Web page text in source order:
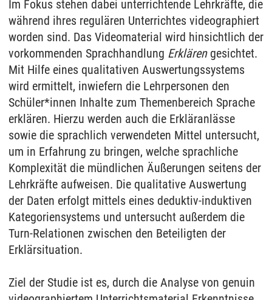
Im Fokus stehen dabei unterrichtende Lehrkräfte, die
während ihres regulären Unterrichtes videographiert
worden sind. Das Videomaterial wird hinsichtlich der
vorkommenden Sprachhandlung Erklärengesichtet.
Mit Hilfe eines qualitativen Auswertungssystems
wird ermittelt, inwiefern die Lehrpersonen den
Schüler*innen Inhalte zum Themenbereich Sprache
erklären. Hierzu werden auch die Erkläranlässe
sowie die sprachlich verwendeten Mittel untersucht,
um in Erfahrung zu bringen, welche sprachliche
Komplexität die mündlichen Äußerungen seitens der
Lehrkräfte aufweisen. Die qualitative Auswertung
der Daten erfolgt mittels eines deduktiv-induktiven
Kategoriensystems und untersucht außerdem die
Turn-Relationen zwischen den Beteiligten der
Erklärsituation.
Ziel der Studie ist es, durch die Analyse von genuin